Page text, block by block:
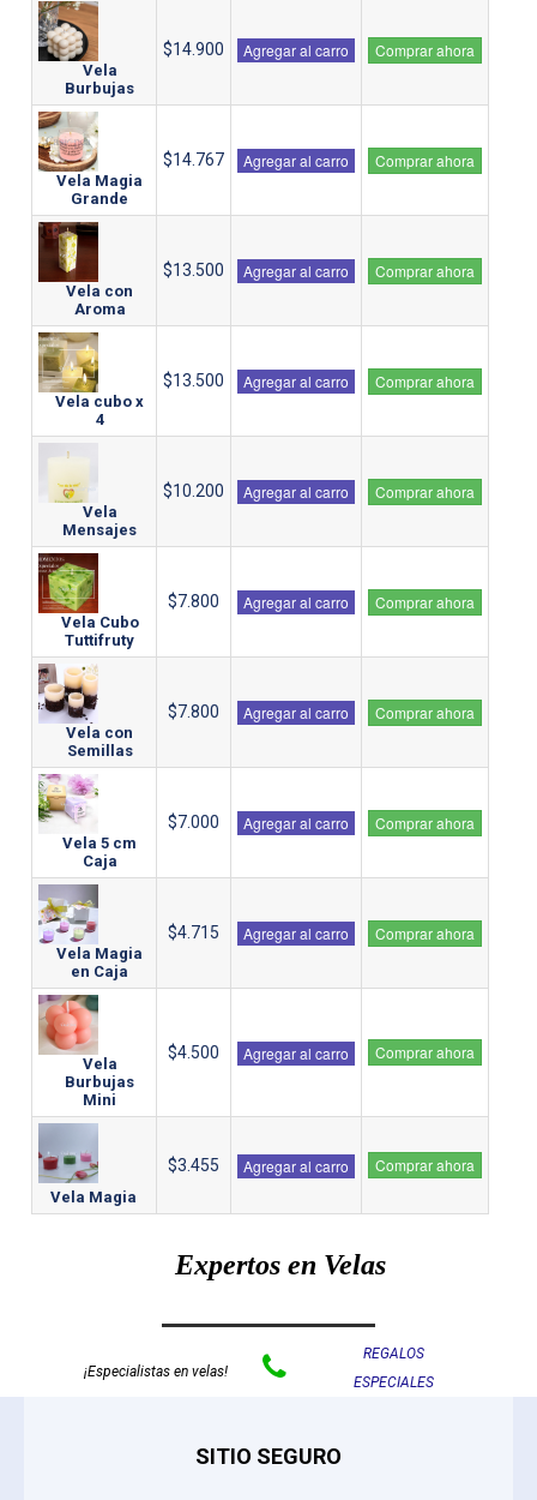
Vela
Burbujas
$14.900 Agregar al carro Comprar ahora
Vela Magia
Grande
$14.767 Agregar al carro Comprar ahora
Vela con
Aroma
$13.500 Agregar al carro Comprar ahora
Vela cubo x
4
$13.500 Agregar al carro Comprar ahora
Vela
Mensajes
$10.200 Agregar al carro Comprar ahora
Vela Cubo
Tuttifruty
$7.800 Agregar al carro Comprar ahora
Vela con
Semillas
$7.800 Agregar al carro Comprar ahora
Vela 5 cm
Caja
$7.000 Agregar al carro Comprar ahora
Vela Magia
en Caja
$4.715 Agregar al carro Comprar ahora
Vela
Burbujas
Mini
$4.500 Agregar al carro Comprar ahora
Vela Magia
$3.455 Agregar al carro Comprar ahora
Expertos en Velas
¡Especialistas en velas! 
REGALOS
ESPECIALES
SITIO SEGURO